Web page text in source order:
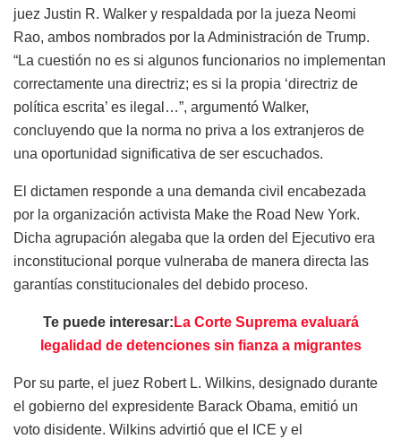
juez Justin R. Walker y respaldada por la jueza Neomi
Rao, ambos nombrados por la Administración de Trump.
“La cuestión no es si algunos funcionarios no implementan
correctamente una directriz; es si la propia ‘directriz de
política escrita’ es ilegal…”, argumentó Walker,
concluyendo que la norma no priva a los extranjeros de
una oportunidad significativa de ser escuchados.
El dictamen responde a una demanda civil encabezada
por la organización activista Make the Road New York.
Dicha agrupación alegaba que la orden del Ejecutivo era
inconstitucional porque vulneraba de manera directa las
garantías constitucionales del debido proceso.
Te puede interesar: La Corte Suprema evaluará
legalidad de detenciones sin fianza a migrantes
Por su parte, el juez Robert L. Wilkins, designado durante
el gobierno del expresidente Barack Obama, emitió un
voto disidente. Wilkins advirtió que el ICE y el